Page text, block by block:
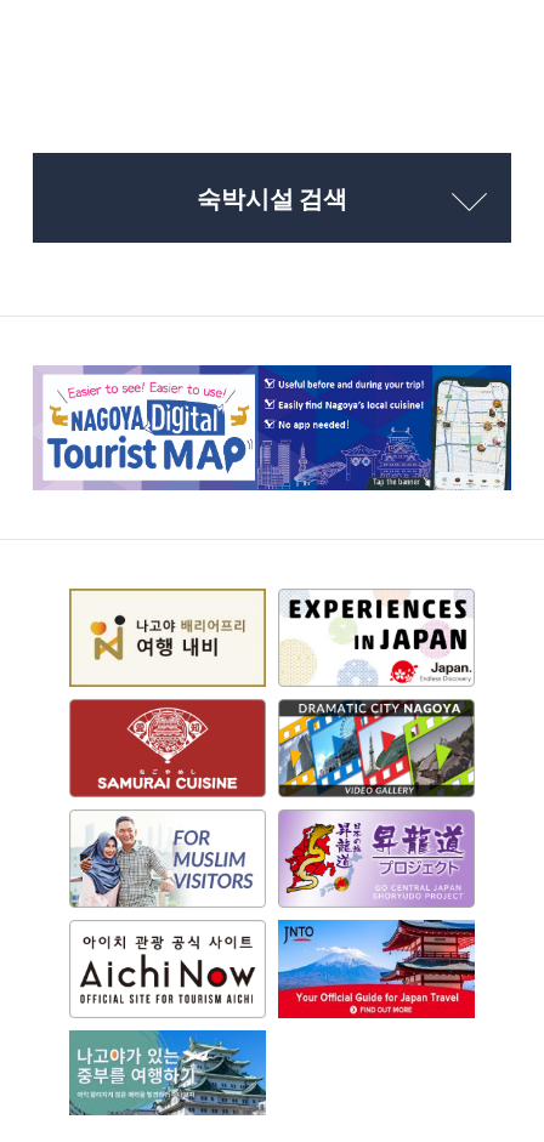
숙박시설 검색